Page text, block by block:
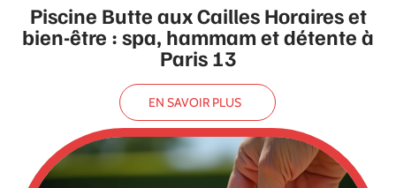
Piscine Butte aux Cailles Horaires et
bien-être : spa, hammam et détente à
Paris 13
EN SAVOIR PLUS